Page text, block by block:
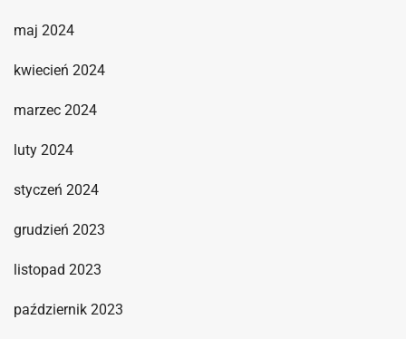
maj 2024
kwiecień 2024
marzec 2024
luty 2024
styczeń 2024
grudzień 2023
listopad 2023
październik 2023